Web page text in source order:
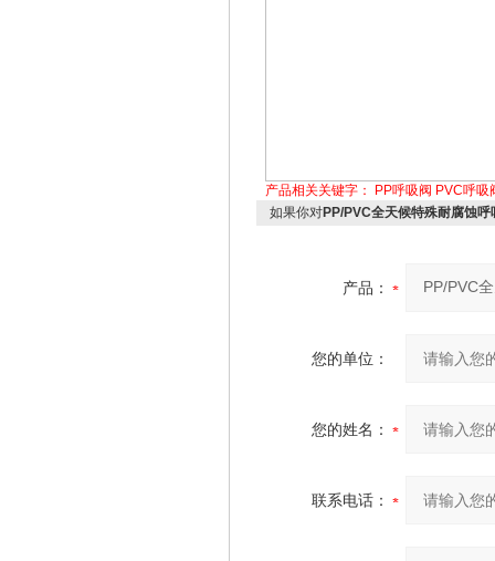
产品相关关键字： PP呼吸阀 PVC呼吸
如果你对PP/PVC全天候特殊耐腐蚀呼
产品：
您的单位：
您的姓名：
联系电话：